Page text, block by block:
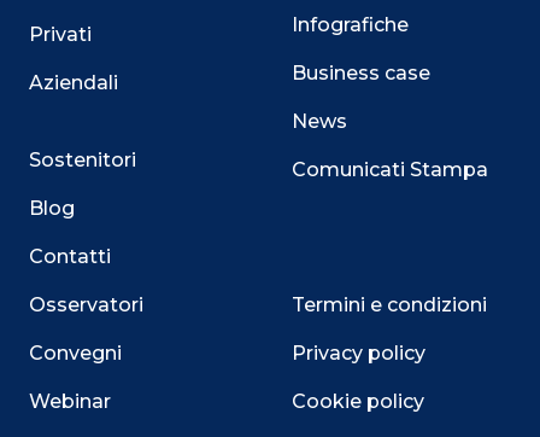
Privati
Aziendali
Sostenitori
Blog
Contatti
Osservatori
Convegni
Webinar
Infografiche
Business case
News
Comunicati Stampa
Termini e condizioni
Privacy policy
Cookie policy